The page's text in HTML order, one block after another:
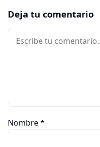
Deja tu comentario
Comentario
Nombre*